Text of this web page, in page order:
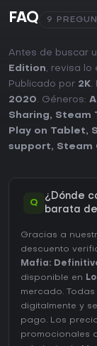
FAQ 9
Antes de buscar
Edition, revisa lo
Publicado por 2K.
2020. Géneros:
Sharing, Steam
Play on Tablet,
support, Steam
Q
¿Dónde
barata
Gracias a
descuento
Mafia:
disponible en
mercado.
digitalmente y
pago. Los
promocionales